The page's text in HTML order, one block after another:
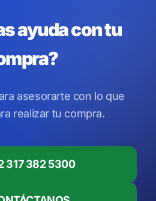
ayuda con tu
asesorarte con lo que
realizar tu compra.
317 382 5300